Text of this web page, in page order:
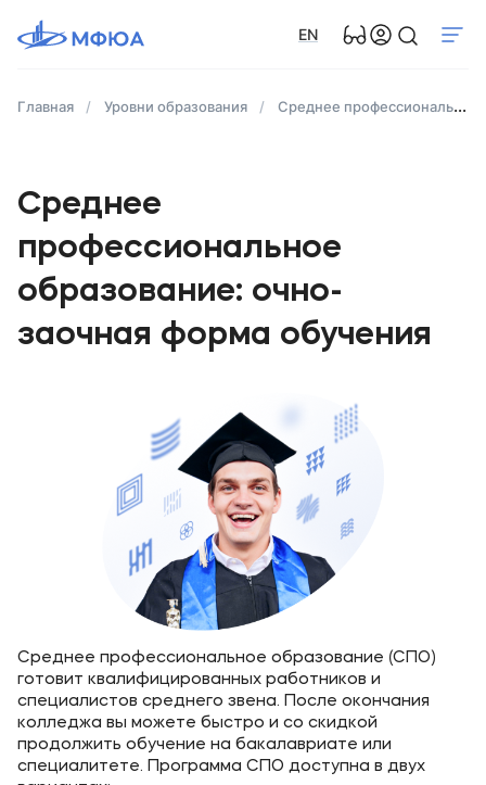
EN
Главная Уровни образования Среднее профессиональное образование (после 9 и 11 класса)
Среднее
профессиональное
образование: очно-
заочная форма обучения
Среднее профессиональное образование (СПО)
готовит квалифицированных работников и
специалистов среднего звена. После окончания
колледжа вы можете быстро и со скидкой
продолжить обучение на бакалавриате или
специалитете. Программа СПО доступна в двух